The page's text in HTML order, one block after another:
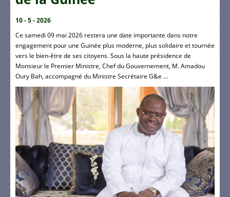
10 - 5 - 2026
Ce samedi 09 mai 2026 restera une date importante dans notre
engagement pour une Guinée plus moderne, plus solidaire et tournée
vers le bien-être de ses citoyens. Sous la haute présidence de
Monsieur le Premier Ministre, Chef du Gouvernement, M. Amadou
Oury Bah, accompagné du Ministre Secrétaire G&e ...